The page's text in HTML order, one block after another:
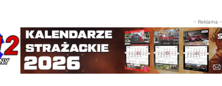
- Reklama -